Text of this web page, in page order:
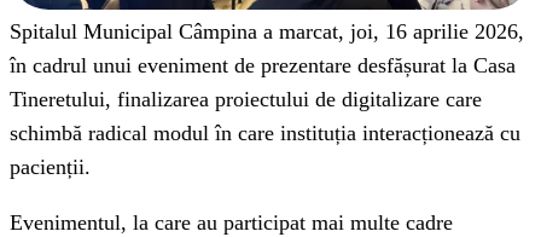
Spitalul Municipal Câmpina a marcat, joi, 16 aprilie 2026,
în cadrul unui eveniment de prezentare desfășurat la Casa
Tineretului, finalizarea proiectului de digitalizare care
schimbă radical modul în care instituția interacționează cu
pacienții.
Evenimentul, la care au participat mai multe cadre